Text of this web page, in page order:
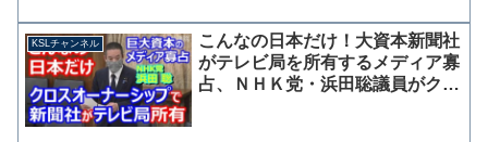
て、落選運動などに関与していたととれ
る質問を行い、これに国...
KSLチャンネル
こんなの日本だけ！大資本新聞社
がテレビ局を所有するメディア寡
占、ＮＨＫ党・浜田聡議員がクロ